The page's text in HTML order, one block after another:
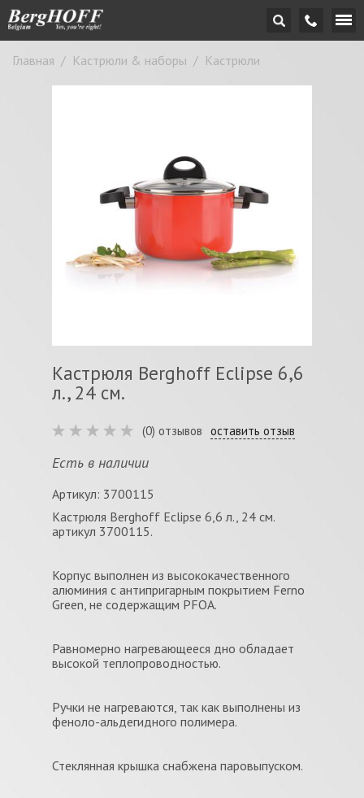
Главная / Кастрюли & наборы / Кастрюли
Кастрюля Berghoff Eclipse 6,6
л., 24 см.
(0) отзывов оставить отзыв
Есть в наличии
Артикул: 3700115
Кастрюля Berghoff Eclipse 6,6 л., 24 см.
артикул 3700115.
Корпус выполнен из высококачественного
алюминия с антипригарным покрытием Ferno
Green, не содержащим PFOA.
Равномерно нагревающееся дно обладает
высокой теплопроводностью.
Ручки не нагреваются, так как выполнены из
феноло-альдегидного полимера.
Стеклянная крышка снабжена паровыпуском.